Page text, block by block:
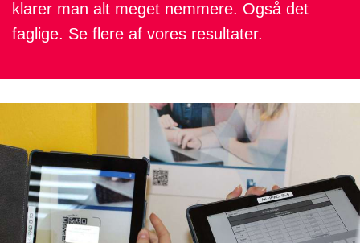
klarer man alt meget nemmere. Også det
faglige. Se flere af vores resultater.